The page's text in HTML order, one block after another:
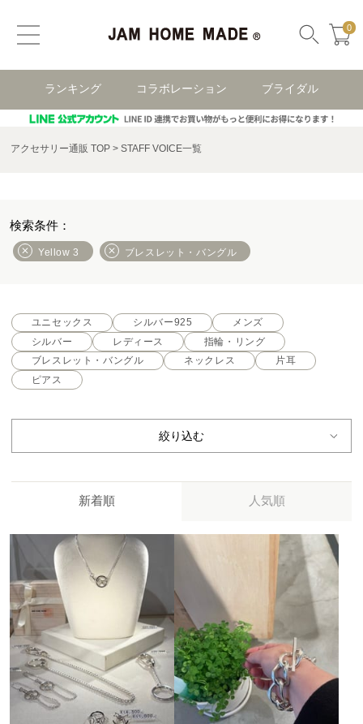
0
ランキング コラボレーション ブライダル
アクセサリー通販 TOP STAFF VOICE一覧
Yellow 3 ブレスレット・バングル
ユニセックス シルバー925
メンズ
シルバー
レディース
指輪・リング
ブレスレット・バングル
ネックレス
片耳
ピアス
絞り込む
新着順 人気順